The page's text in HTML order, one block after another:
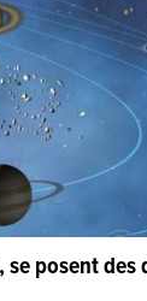
posent des